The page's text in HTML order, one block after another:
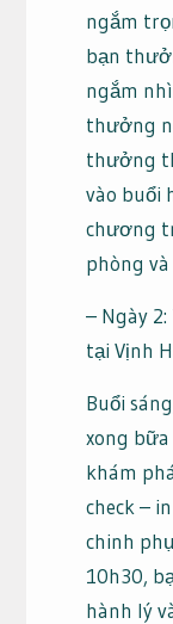
ngắm
bạn
ngắm
thưởng
thưởng
vào buổi
chương
phòng
– Ngày
tại Vịnh
Buổi
xong bữa
khám
check –
chinh
10h30,
hành lý